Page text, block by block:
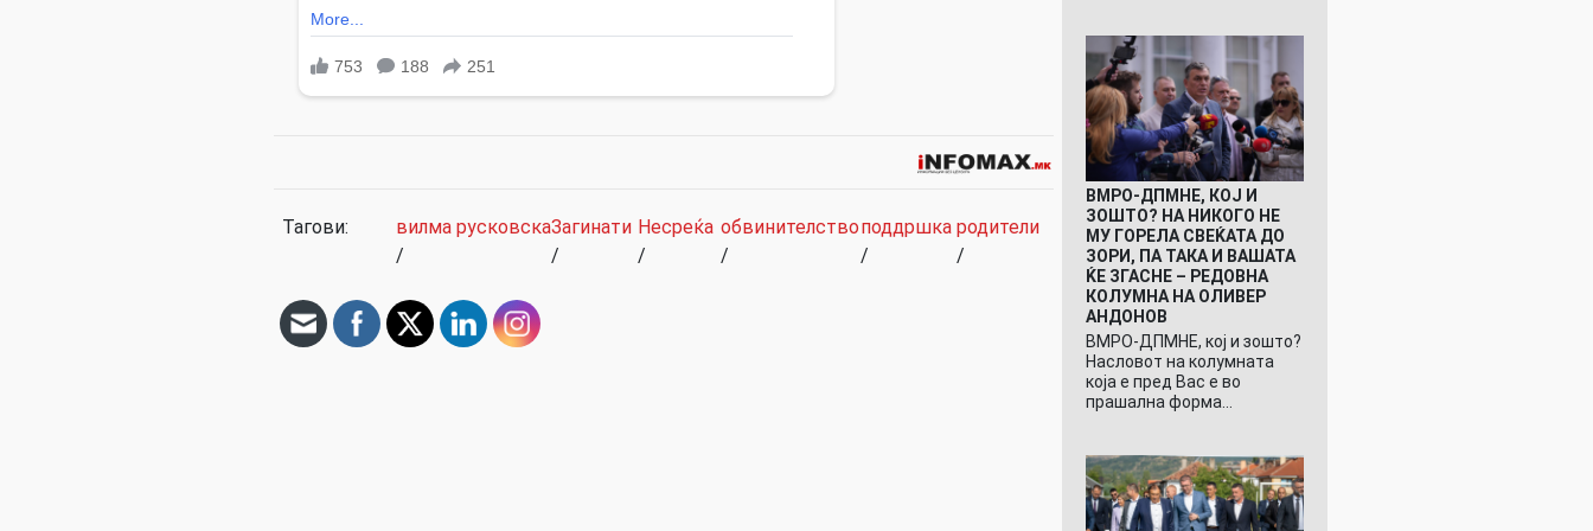
Тагови:
вилма русковска
/
Загинати
/
Несреќа
/
обвинителство
/
поддршка
/
родители
/
ВМРО-ДПМНЕ, КОЈ И
ЗОШТО? НА НИКОГО НЕ
МУ ГОРЕЛА СВЕЌАТА ДО
ЗОРИ, ПА ТАКА И ВАШАТА
ЌЕ ЗГАСНЕ – РЕДОВНА
КОЛУМНА НА ОЛИВЕР
АНДОНОВ
ВМРО-ДПМНЕ, кој и зошто?
Насловот на колумната
која е пред Вас е во
прашална форма…